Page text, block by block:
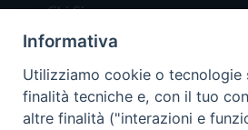
Chi Siamo
Redazione
Scrivici
Informativa
Utilizziamo cookie o tecnologie
finalità tecniche e, con il tuo
altre finalità ("interazioni e